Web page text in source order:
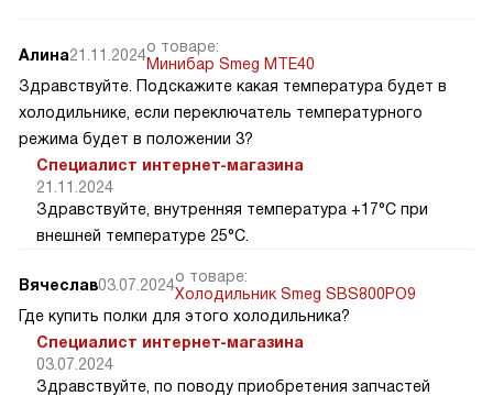
Алина21.11.2024о товаре:
Минибар Smeg MTE40
Здравствуйте. Подскажите какая температура будет в
холодильнике, если переключатель температурного
режима будет в положении 3?
Специалист интернет-магазина
21.11.2024
Здравствуйте, внутренняя температура +17°C при
внешней температуре 25°C.
Вячеслав03.07.2024о товаре:
Холодильник Smeg SBS800PO9
Где купить полки для этого холодильника?
Специалист интернет-магазина
03.07.2024
Здравствуйте, по поводу приобретения запчастей